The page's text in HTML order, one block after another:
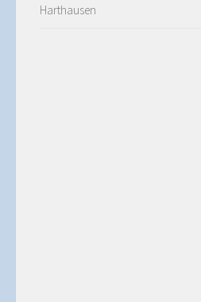
Harthausen